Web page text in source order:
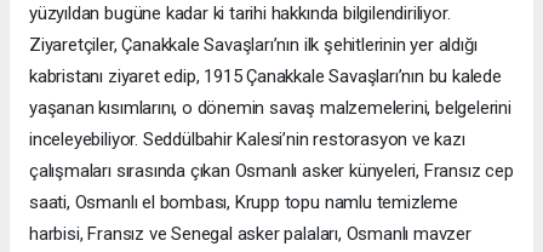
yüzyıldan bugüne kadar ki tarihi hakkında bilgilendiriliyor.
Ziyaretçiler, Çanakkale Savaşları’nın ilk şehitlerinin yer aldığı
kabristanı ziyaret edip, 1915 Çanakkale Savaşları’nın bu kalede
yaşanan kısımlarını, o dönemin savaş malzemelerini, belgelerini
inceleyebiliyor. Seddülbahir Kalesi’nin restorasyon ve kazı
çalışmaları sırasında çıkan Osmanlı asker künyeleri, Fransız cep
saati, Osmanlı el bombası, Krupp topu namlu temizleme
harbisi, Fransız ve Senegal asker palaları, Osmanlı mavzer